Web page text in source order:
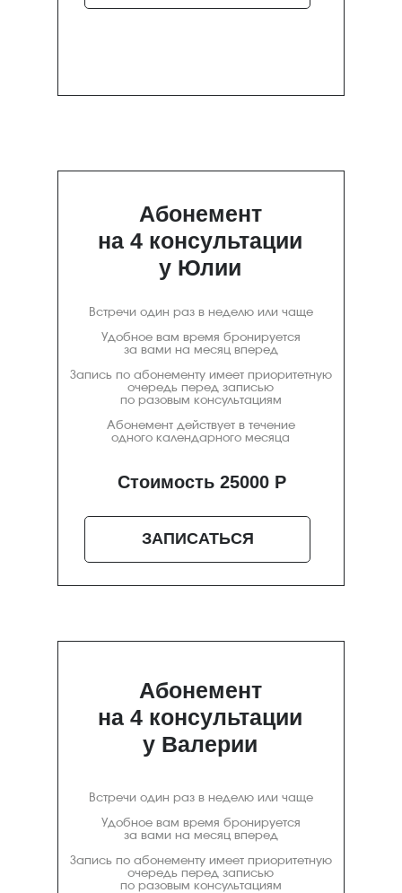
Стоимость 25000 Р
Абонемент
на 4 консультации
у Юлии
Встречи один раз в неделю или чаще
Удобное вам время бронируется
за вами на месяц вперед
Запись по абонементу имеет приоритетную
очередь перед записью
по разовым консультациям
Встречи один раз в неделю или чаще
Удобное вам время бронируется
за вами на месяц вперед
Запись по абонементу имеет приоритетную
очередь перед записью
по разовым консультациям
Абонемент действует в течение
одного календарного месяца
Абонемент
на 4 консультации
у Валерии
ЗАПИСАТЬСЯ